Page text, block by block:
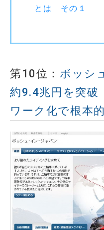
とは その１
第10位： ボッシ
約9.4兆円を突
ワーク化で根本